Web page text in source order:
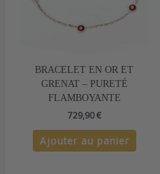
BRACELET EN OR ET
GRENAT – PURETÉ
FLAMBOYANTE
729,90€
Ajouter au panier